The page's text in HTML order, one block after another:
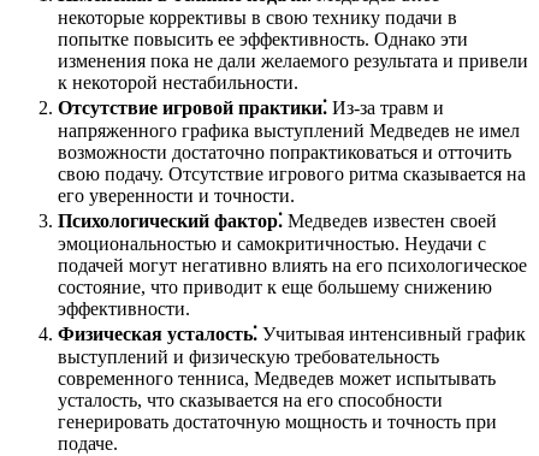
некоторые коррективы в свою технику подачи в
попытке повысить ее эффективность. Однако эти
изменения пока не дали желаемого результата и привели
к некоторой нестабильности.
Отсутствие игровой практики⁚ Из-за травм и
напряженного графика выступлений Медведев не имел
возможности достаточно попрактиковаться и отточить
свою подачу. Отсутствие игрового ритма сказывается на
его уверенности и точности.
Психологический фактор⁚ Медведев известен своей
эмоциональностью и самокритичностью. Неудачи с
подачей могут негативно влиять на его психологическое
состояние, что приводит к еще большему снижению
эффективности.
Физическая усталость⁚ Учитывая интенсивный график
выступлений и физическую требовательность
современного тенниса, Медведев может испытывать
усталость, что сказывается на его способности
генерировать достаточную мощность и точность при
подаче.